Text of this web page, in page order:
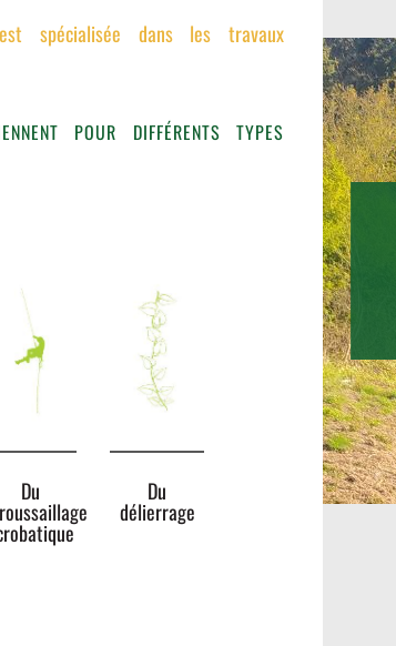
spécialisée dans les travaux
POUR DIFFÉRENTS TYPES
Du Du
délierrage